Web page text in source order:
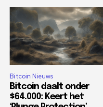
Bitcoin Nieuws
Bitcoin daalt onder
$64.000: Keert het